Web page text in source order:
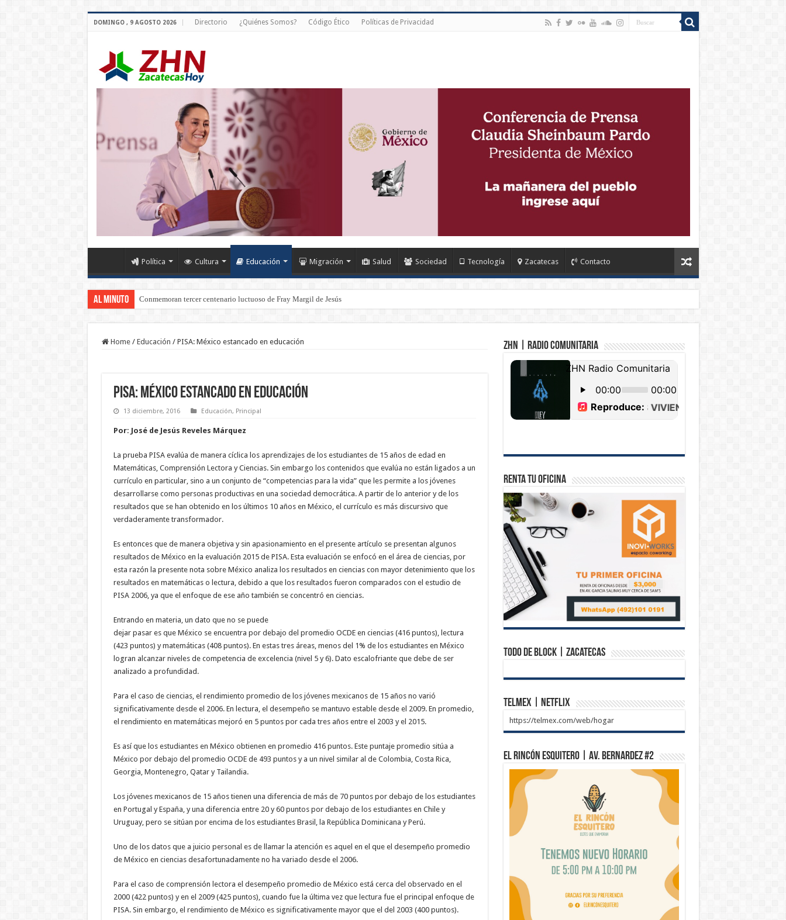
DOMINGO , 9 AGOSTO 2026 Directorio ¿Quiénes Somos? Código Ético Políticas de Privacidad
Política Cultura Educación Migración Salud Sociedad Tecnología Zacatecas Contacto
Al Minuto Conmemoran tercer centenario luctuoso de Fray Margil de Jesús
Home / Educación / PISA: México estancado en educación
PISA: México estancado en educación
13 diciembre, 2016 Educación, Principal
Por: José de Jesús Reveles Márquez
La prueba PISA evalúa de manera cíclica los aprendizajes de los estudiantes de 15 años de edad en
Matemáticas, Comprensión Lectora y Ciencias. Sin embargo los contenidos que evalúa no están ligados a un
currículo en particular, sino a un conjunto de “competencias para la vida” que les permite a los jóvenes
desarrollarse como personas productivas en una sociedad democrática. A partir de lo anterior y de los
resultados que se han obtenido en los últimos 10 años en México, el currículo es más discursivo que
verdaderamente transformador.
Es entonces que de manera objetiva y sin apasionamiento en el presente artículo se presentan algunos
resultados de México en la evaluación 2015 de PISA. Esta evaluación se enfocó en el área de ciencias, por
esta razón la presente nota sobre México analiza los resultados en ciencias con mayor detenimiento que los
resultados en matemáticas o lectura, debido a que los resultados fueron comparados con el estudio de
PISA 2006, ya que el enfoque de ese año también se concentró en ciencias.
Entrando en materia, un dato que no se puede
dejar pasar es que México se encuentra por debajo del promedio OCDE en ciencias (416 puntos), lectura
(423 puntos) y matemáticas (408 puntos). En estas tres áreas, menos del 1% de los estudiantes en México
logran alcanzar niveles de competencia de excelencia (nivel 5 y 6). Dato escalofriante que debe de ser
analizado a profundidad.
Para el caso de ciencias, el rendimiento promedio de los jóvenes mexicanos de 15 años no varió
significativamente desde el 2006. En lectura, el desempeño se mantuvo estable desde el 2009. En promedio,
el rendimiento en matemáticas mejoró en 5 puntos por cada tres años entre el 2003 y el 2015.
Es así que los estudiantes en México obtienen en promedio 416 puntos. Este puntaje promedio sitúa a
México por debajo del promedio OCDE de 493 puntos y a un nivel similar al de Colombia, Costa Rica,
Georgia, Montenegro, Qatar y Tailandia.
Los jóvenes mexicanos de 15 años tienen una diferencia de más de 70 puntos por debajo de los estudiantes
en Portugal y España, y una diferencia entre 20 y 60 puntos por debajo de los estudiantes en Chile y
Uruguay, pero se sitúan por encima de los estudiantes Brasil, la República Dominicana y Perú.
Uno de los datos que a juicio personal es de llamar la atención es aquel en el que el desempeño promedio
de México en ciencias desafortunadamente no ha variado desde el 2006.
Para el caso de comprensión lectora el desempeño promedio de México está cerca del observado en el
2000 (422 puntos) y en el 2009 (425 puntos), cuando fue la última vez que lectura fue el principal enfoque de
PISA. Sin embargo, el rendimiento de México es significativamente mayor que el del 2003 (400 puntos).
ZHN | Radio Comunitaria
Renta tu Oficina
Todo de Block | Zacatecas
Telmex | Netflix
https://telmex.com/web/hogar
El Rincón Esquitero | Av. Bernardez #2